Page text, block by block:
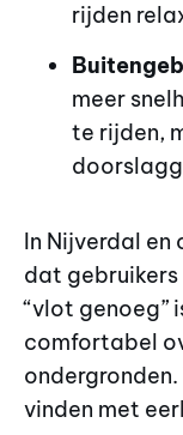
rijden
meer
te rijden,
In Nijverdal
dat
“vlot genoeg”
comfortabel
vinden met